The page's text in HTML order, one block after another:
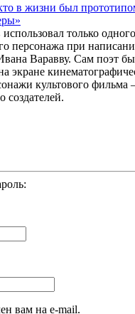
в жизни был
только
персонажа при
Варавву. Сам поэт
экране
культового фильма
создателей.
вам на e-mail.